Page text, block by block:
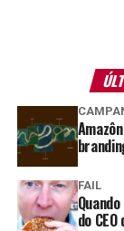
FAIL
do